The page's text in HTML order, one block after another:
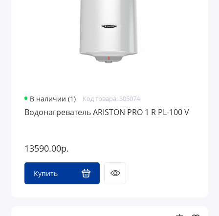
В наличии (1) Код товара: 305074
Водонагреватель ARISTON PRO 1 R PL-100 V
13590.00р.
Купить